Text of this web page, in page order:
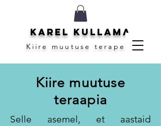
Karel Kullama
Kiire muutuse terapeut
Kiire muutuse
teraapia
Selle asemel, et aastaid